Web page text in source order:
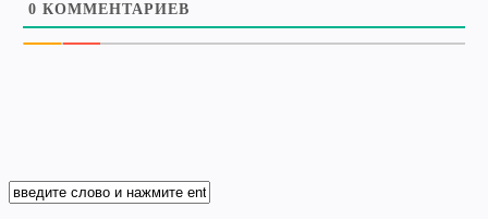
0 КОММЕНТАРИЕВ